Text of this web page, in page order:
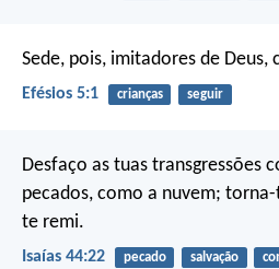
Sede, pois, imitadores de
Efésios 5:1 crianças seguir
Desfaço as tuas transgressões
pecados, como a nuvem; torna-
te remi.
Isaías 44:22 pecado salvação